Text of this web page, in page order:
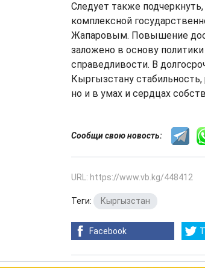
Следует также
комплексной
Жапаровым. Повышение
заложено в основу
справедливости. В
Кыргызстану стабильность,
но и в умах и сердцах
Сообщи свою новость:
URL: https://www.vb.kg/448412
Теги: Кыргызстан
Facebook